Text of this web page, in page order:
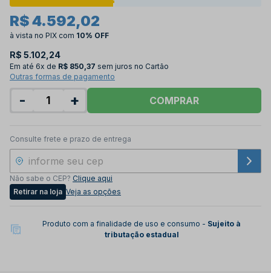
R$ 4.592,02
à vista no PIX com 10% OFF
R$ 5.102,24
Em até 6x de R$ 850,37 sem juros no Cartão
Outras formas de pagamento
- + COMPRAR
Consulte frete e prazo de entrega
Não sabe o CEP? Clique aqui
Retirar na loja Veja as opções
Produto com a finalidade de uso e consumo - Sujeito à
tributação estadual